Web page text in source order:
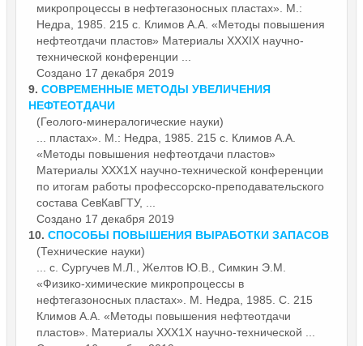
микропроцессы в нефтегазоносных пластах». М.:
Недра, 1985. 215 с. Климов А.А. «Методы повышения
нефтеотдачи пластов» Материалы ХХХIХ научно-
технической конференции ...
Создано 17 декабря 2019
9. СОВРЕМЕННЫЕ МЕТОДЫ УВЕЛИЧЕНИЯ
НЕФТЕОТДАЧИ
(Геолого-минералогические науки)
... пластах». М.: Недра, 1985. 215 с. Климов А.А.
«Методы повышения нефтеотдачи пластов»
Материалы ХХХ1Х научно-технической конференции
по итогам работы профессорско-преподавательского
состава СевКавГТУ, ...
Создано 17 декабря 2019
10. СПОСОБЫ ПОВЫШЕНИЯ ВЫРАБОТКИ ЗАПАСОВ
(Технические науки)
... с. Сургучев М.Л., Желтов Ю.В., Симкин Э.М.
«Физико-химические микропроцессы в
нефтегазоносных пластах». М. Недра, 1985. С. 215
Климов А.А. «Методы повышения нефтеотдачи
пластов». Материалы ХХХ1Х научно-технической ...